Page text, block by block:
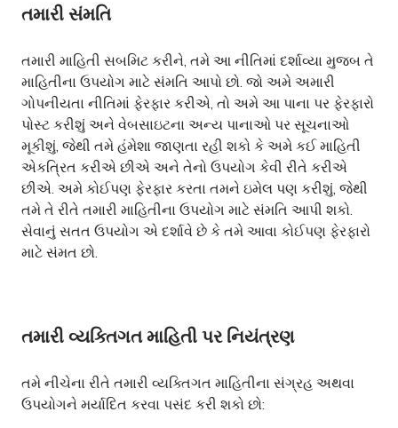
તમારી સંમતિ
તમારી માહિતી સબમિટ કરીને, તમે આ નીતિમાં દર્શાવ્યા મુજબ તે
માહિતીના ઉપયોગ માટે સંમતિ આપો છો. જો અમે અમારી
ગોપનીયતા નીતિમાં ફેરફાર કરીએ, તો અમે આ પાના પર ફેરફારો
પોસ્ટ કરીશું અને વેબસાઇટના અન્ય પાનાઓ પર સૂચનાઓ
મૂકીશું, જેથી તમે હંમેશા જાણતા રહી શકો કે અમે કઈ માહિતી
એકત્રિત કરીએ છીએ અને તેનો ઉપયોગ કેવી રીતે કરીએ
છીએ. અમે કોઈપણ ફેરફાર કરતા તમને ઇમેલ પણ કરીશું, જેથી
તમે તે રીતે તમારી માહિતીના ઉપયોગ માટે સંમતિ આપી શકો.
સેવાનું સતત ઉપયોગ એ દર્શાવે છે કે તમે આવા કોઈપણ ફેરફારો
માટે સંમત છો.
તમારી વ્યક્તિગત માહિતી પર નિયંત્રણ
તમે નીચેના રીતે તમારી વ્યક્તિગત માહિતીના સંગ્રહ અથવા
ઉપયોગને મર્યાદિત કરવા પસંદ કરી શકો છો: